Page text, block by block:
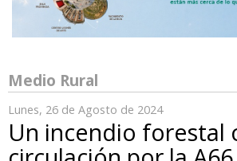
Medio Rural
Lunes, 26 de Agosto de 2024
Un incendio forestal